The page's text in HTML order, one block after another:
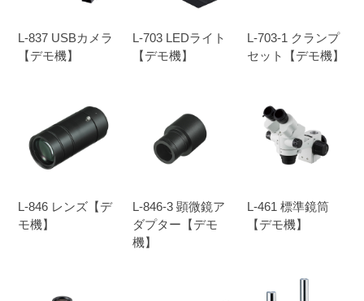
L-837 USBカメラ
【デモ機】
L-703 LEDライト
【デモ機】
L-703-1 クランプ
セット【デモ機】
L-846 レンズ【デ
モ機】
L-846-3 顕微鏡ア
ダプター【デモ
機】
L-461 標準鏡筒
【デモ機】